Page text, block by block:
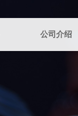
公司介绍